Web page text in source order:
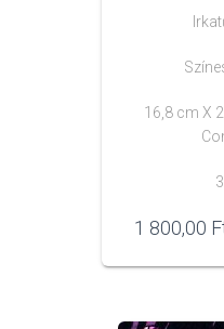
16,8 cm X
1 800,00